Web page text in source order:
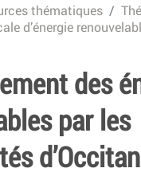
thématiques
d’énergie
des
par les